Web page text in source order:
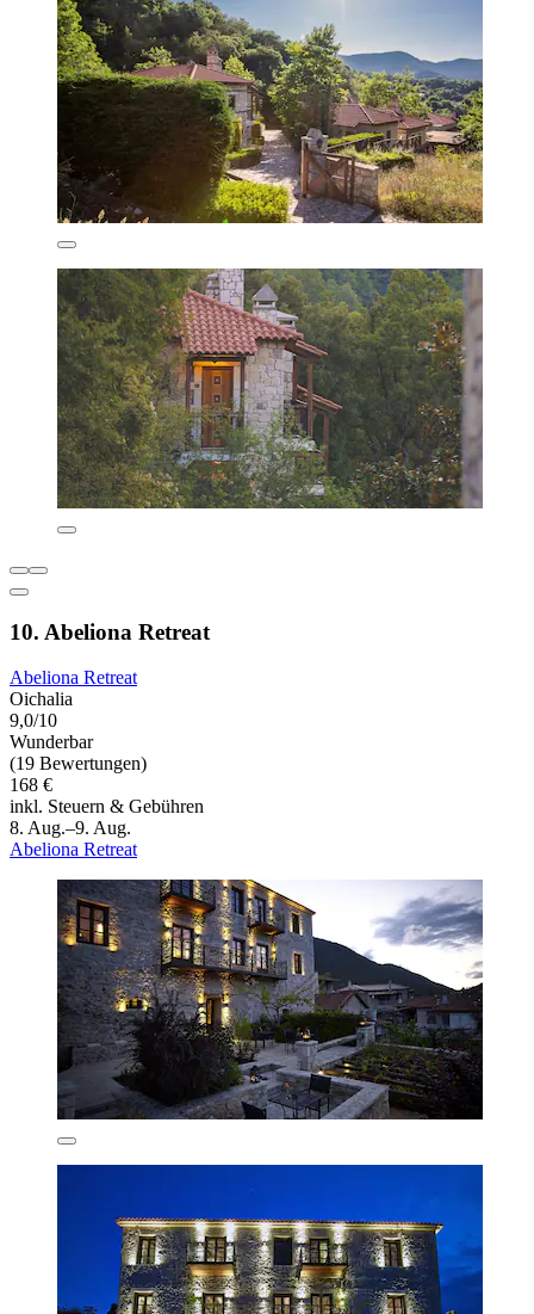
10. Abeliona Retreat
Abeliona Retreat
Oichalia
9,0/10
Wunderbar
(19 Bewertungen)
168 €
inkl. Steuern & Gebühren
8. Aug.–9. Aug.
Abeliona Retreat